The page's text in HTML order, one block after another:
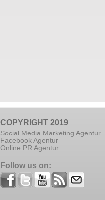
COPYRIGHT 2019
Social Media Marketing Agentur
Facebook Agentur
Online PR Agentur
Follow us on: